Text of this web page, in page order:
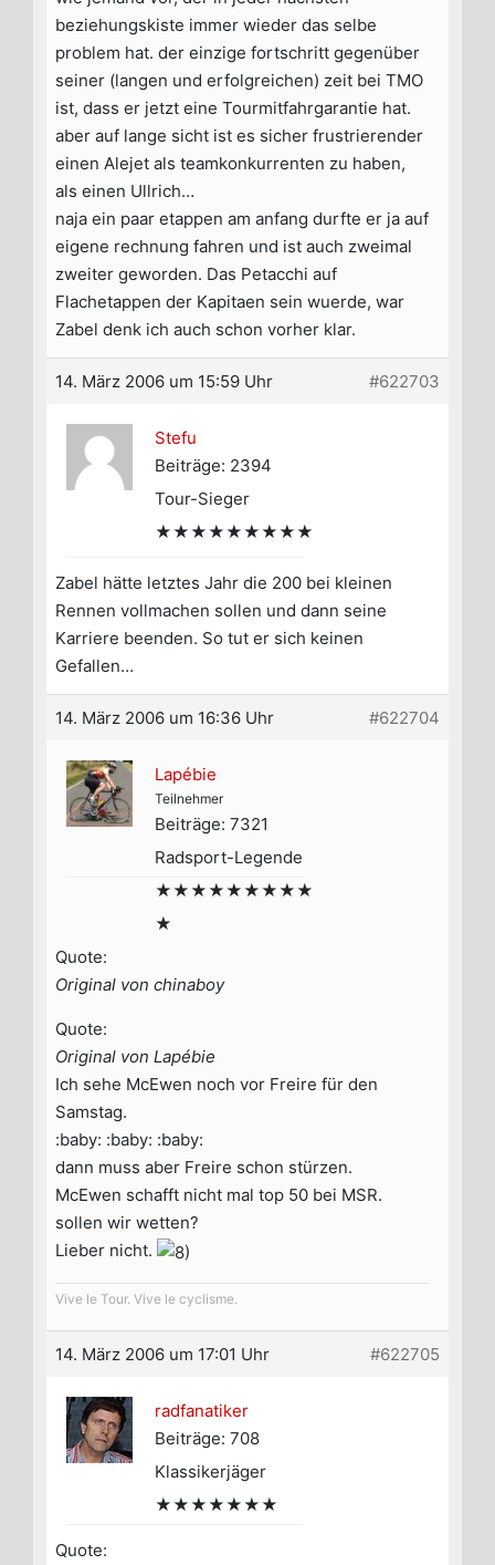
beziehungskiste immer wieder das selbe
problem hat. der einzige fortschritt gegenüber
seiner (langen und erfolgreichen) zeit bei TMO
ist, dass er jetzt eine Tourmitfahrgarantie hat.
aber auf lange sicht ist es sicher frustrierender
einen Alejet als teamkonkurrenten zu haben,
als einen Ullrich…
naja ein paar etappen am anfang durfte er ja auf
eigene rechnung fahren und ist auch zweimal
zweiter geworden. Das Petacchi auf
Flachetappen der Kapitaen sein wuerde, war
Zabel denk ich auch schon vorher klar.
14. März 2006 um 15:59 Uhr #622703
Stefu
Beiträge: 2394
Tour-Sieger
★★★★★★★★★
Zabel hätte letztes Jahr die 200 bei kleinen
Rennen vollmachen sollen und dann seine
Karriere beenden. So tut er sich keinen
Gefallen…
14. März 2006 um 16:36 Uhr #622704
Lapébie
Teilnehmer
Beiträge: 7321
Radsport-Legende
★★★★★★★★★
★
Quote:
Original von chinaboy
Quote:
Original von Lapébie
Ich sehe McEwen noch vor Freire für den
Samstag.
:baby: :baby: :baby:
dann muss aber Freire schon stürzen.
McEwen schafft nicht mal top 50 bei MSR.
sollen wir wetten?
Lieber nicht.
Vive le Tour. Vive le cyclisme.
14. März 2006 um 17:01 Uhr #622705
radfanatiker
Beiträge: 708
Klassikerjäger
★★★★★★★
Quote: